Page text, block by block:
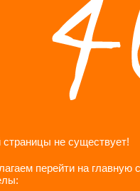
страницы не существует!
перейти на